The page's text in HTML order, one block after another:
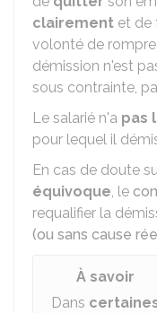
clairement et de
volonté de
démission n'est
sous contrainte,
Le salarié n'a pas
pour lequel il
En cas de doute
équivoque, le
requalifier la
(ou sans cause
À savoir
Dans